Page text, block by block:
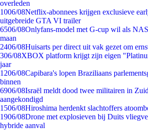
overleden
1006/08Netflix-abonnees krijgen exclusieve
uitgebreide GTA VI trailer
6506/08Onlyfans-model met G-cup wil als
maan
2406/08Huisarts per direct uit vak gezet om
306/08XBOX platform krijgt zijn eigen
jaar
1206/08Capibara's lopen Braziliaans
binnen
6906/08Israël meldt dood twee militairen in
aangekondigd
1506/08Hiroshima herdenkt slachtoffers
1906/08Drone met explosieven bij Duits
hybride aanval